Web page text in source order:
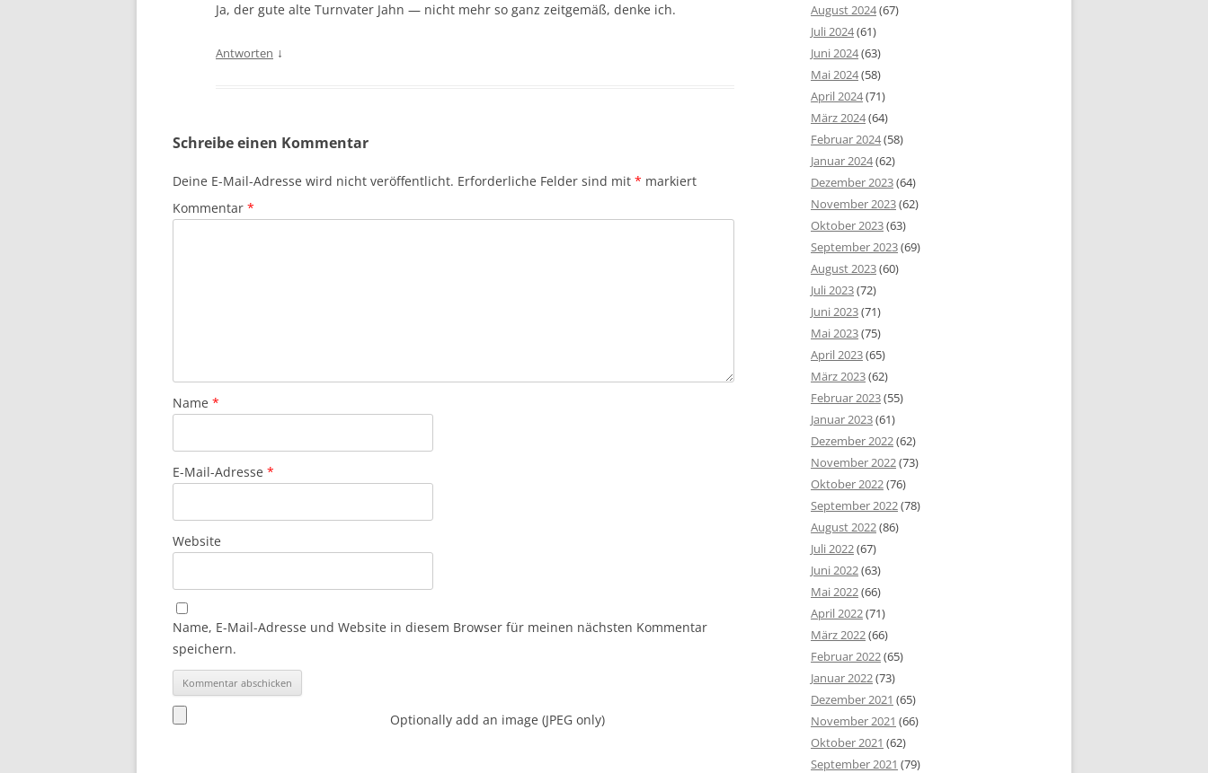
Ja, der gute alte Turnvater Jahn — nicht mehr so ganz zeitgemäß, denke ich.
Antworten ↓
Schreibe einen Kommentar
Deine E-Mail-Adresse wird nicht veröffentlicht. Erforderliche Felder sind mit * markiert
Kommentar *
Name *
E-Mail-Adresse *
Website
Name, E-Mail-Adresse und Website in diesem Browser für meinen nächsten Kommentar
speichern.
Optionally add an image (JPEG only)
August 2024(67)
Juli 2024(61)
Juni 2024(63)
Mai 2024(58)
April 2024(71)
März 2024(64)
Februar 2024(58)
Januar 2024(62)
Dezember 2023(64)
November 2023(62)
Oktober 2023(63)
September 2023(69)
August 2023(60)
Juli 2023(72)
Juni 2023(71)
Mai 2023(75)
April 2023(65)
März 2023(62)
Februar 2023(55)
Januar 2023(61)
Dezember 2022(62)
November 2022(73)
Oktober 2022(76)
September 2022(78)
August 2022(86)
Juli 2022(67)
Juni 2022(63)
Mai 2022(66)
April 2022(71)
März 2022(66)
Februar 2022(65)
Januar 2022(73)
Dezember 2021 (65)
November 2021 (66)
Oktober 2021 (62)
September 2021 (79)